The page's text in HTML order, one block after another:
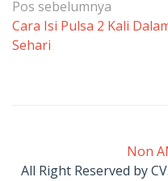
pos
Pos sebelumnya
Cara Isi Pulsa 2 Kali
Sehari
Non
All Right Reserved by